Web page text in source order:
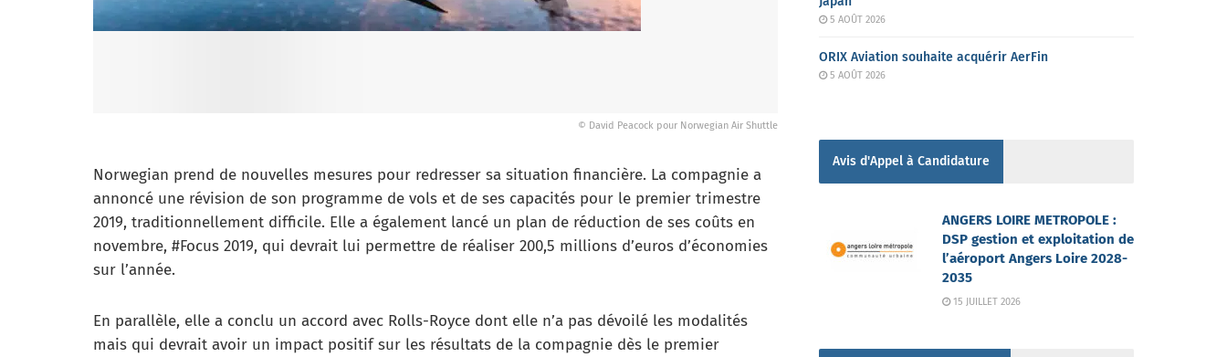
© David Peacock pour Norwegian Air Shuttle
Norwegian prend de nouvelles mesures pour redresser sa situation financière. La compagnie a
annoncé une révision de son programme de vols et de ses capacités pour le premier trimestre
2019, traditionnellement difficile. Elle a également lancé un plan de réduction de ses coûts en
novembre, #Focus 2019, qui devrait lui permettre de réaliser 200,5 millions d’euros d’économies
sur l’année.
En parallèle, elle a conclu un accord avec Rolls-Royce dont elle n’a pas dévoilé les modalités
mais qui devrait avoir un impact positif sur les résultats de la compagnie dès le premier
5 AOÛT 2026
ORIX Aviation souhaite acquérir AerFin
5 AOÛT 2026
Avis d'Appel à Candidature
ANGERS LOIRE METROPOLE :
DSP gestion et exploitation de
l’aéroport Angers Loire 2028-
2035
15 JUILLET 2026